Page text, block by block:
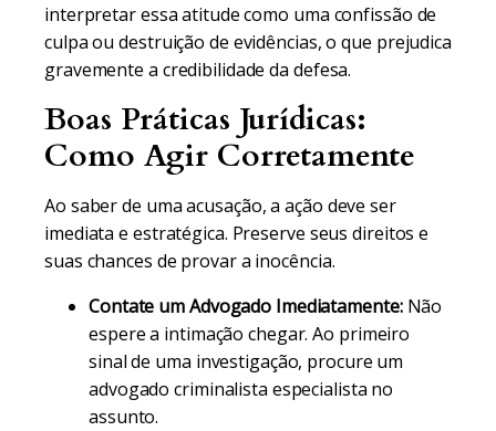
interpretar essa atitude como uma confissão de
culpa ou destruição de evidências, o que prejudica
gravemente a credibilidade da defesa.
Boas Práticas Jurídicas:
Como Agir Corretamente
Ao saber de uma acusação, a ação deve ser
imediata e estratégica. Preserve seus direitos e
suas chances de provar a inocência.
Contate um Advogado Imediatamente:Não
espere a intimação chegar. Ao primeiro
sinal de uma investigação, procure um
advogado criminalista especialista no
assunto.